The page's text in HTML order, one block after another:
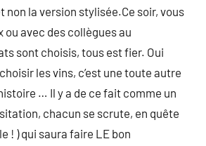
la version stylisée.Ce soir, vous
ou avec des collègues au
sont choisis, tous est fier. Oui
les vins, c’est une toute autre
… Il y a de ce fait comme un
chacun se scrute, en quête
! ) qui saura faire LE bon